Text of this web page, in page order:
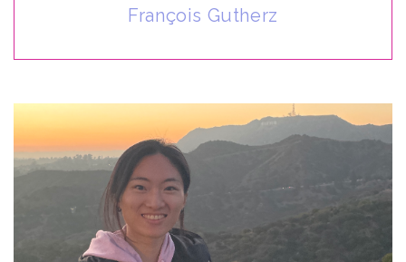
François Gutherz